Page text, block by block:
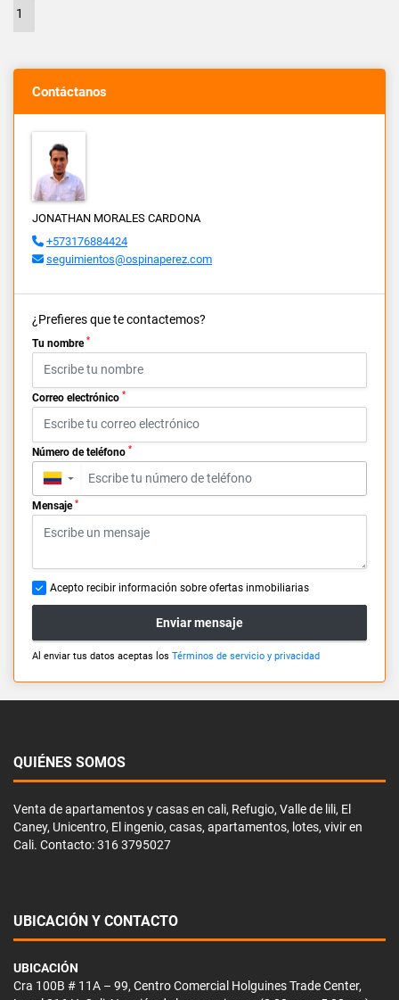
1
Contáctanos
JONATHAN MORALES CARDONA
+573176884424
seguimientos@ospinaperez.com
¿Prefieres que te contactemos?
Tu nombre *
Correo electrónico *
Número de teléfono *
▼
Mensaje *
Acepto recibir información sobre ofertas inmobiliarias
Enviar mensaje
Al enviar tus datos aceptas los Términos de servicio y privacidad
QUIÉNES SOMOS
Venta de apartamentos y casas en cali, Refugio, Valle de lili, El
Caney, Unicentro, El ingenio, casas, apartamentos, lotes, vivir en
Cali. Contacto: 316 3795027
UBICACIÓN Y CONTACTO
UBICACIÓN
Cra 100B # 11A – 99, Centro Comercial Holguines Trade Center,